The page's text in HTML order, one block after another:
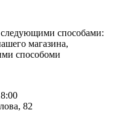
способами:
магазина,
способоми
82